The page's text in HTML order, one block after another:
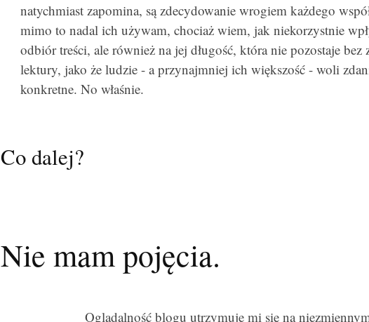
natychmiast zapomina, są zdecydowanie wrogiem każdego
mimo to nadal ich używam, chociaż wiem, jak niekorzystnie
odbiór treści, ale również na jej długość, która nie pozostaje bez
lektury, jako że ludzie - a przynajmniej ich większość - woli
konkretne. No właśnie.
Co dalej?
Nie mam pojęcia.
Oglądalność blogu utrzymuje mi się na